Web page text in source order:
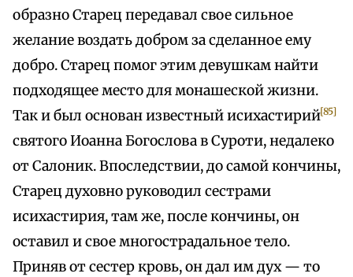
образно Старец передавал свое сильное
желание воздать добром за сделанное ему
добро. Старец помог этим девушкам найти
подходящее место для монашеской жизни.
Так и был основан известный исихастирий[85]
святого Иоанна Богослова в Суроти, недалеко
от Салоник. Впоследствии, до самой кончины,
Старец духовно руководил сестрами
исихастирия, там же, после кончины, он
оставил и свое многострадальное тело.
Приняв от сестер кровь, он дал им дух — то